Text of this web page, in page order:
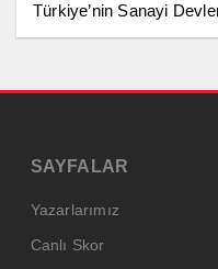
Türkiye’nin Sanayi
SAYFALAR
Yazarlarımız
Canlı Skor